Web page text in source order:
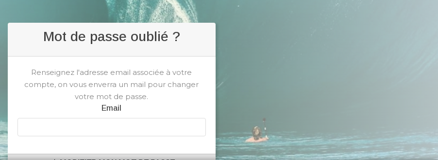
Mot de passe oublié ?
Renseignez l'adresse email associée à votre
compte, on vous enverra un mail pour changer
votre mot de passe.
Email